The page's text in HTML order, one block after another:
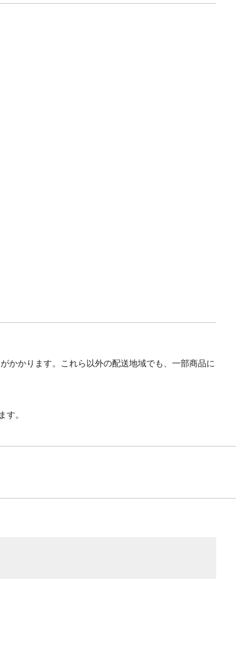
かかります。これら以外の配送地域でも、一部商品に
す。